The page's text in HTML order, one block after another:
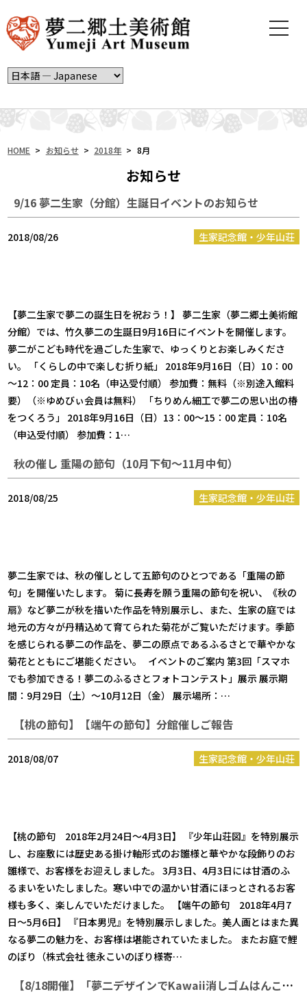
t
n
o
n
HOME > お知らせ > 2018年 > 8月
お知らせ
9/16 夢二生家（分館）生誕日イベントのお知らせ
2018/08/26 生家記念館・少年山荘
【夢二生家で夢二の誕生日を祝おう！】 夢二生家（夢二郷土美術館
分館）では、竹久夢二の生誕日9月16日にイベントを開催します。
夢二がこども時代を過ごした生家で、ゆっくりとお楽しみくださ
い。 「くらしの中で楽しむ折り紙」 2018年9月16日（日）10：00
～12：00 定員：10名（申込受付順） 参加費：無料（※別途入館料
要）（※ゆめびぃ会員は無料） 「ちりめん細工で夢二の思い出の椿
をつくろう」 2018年9月16日（日）13：00～15：00 定員：10名
（申込受付順） 参加費：1…
秋の催し 重陽の節句（10月下旬～11月中旬）
2018/08/25 生家記念館・少年山荘
夢二生家では、秋の催しとして五節句のひとつである「重陽の節
句」を開催いたします。 菊に長寿を願う重陽の節句を祝い、《秋の
扇》など夢二が秋を描いた作品を特別展示し、また、生家の庭では
地元の方々が丹精込めて育てられた菊花がご覧いただけます。季節
を感じられる夢二の作品を、夢二の原点であるふるさとで華やかな
菊花とともにご堪能ください。 イベントのご案内 第3回「スマホ
でも参加できる！夢二のふるさとフォトコンテスト」展示 展示期
間：9月29日（土）～10月12日（金） 展示場所：…
【桃の節句】【端午の節句】分館催しご報告
2018/08/07 生家記念館・少年山荘
【桃の節句 2018年2月24日～4月3日】 『少年山荘図』を特別展示
し、お座敷には歴史ある掛け軸形式のお雛様と華やかな段飾りのお
雛様で、お客様をお迎えしました。 3月3日、4月3日には甘酒のふ
るまいをいたしました。寒い中での温かい甘酒にほっとされるお客
様も多く、楽しんでいただけました。 【端午の節句 2018年4月7
日～5月6日】 『日本男児』を特別展示しました。美人画とはまた異
なる夢二の魅力を、お客様は堪能されていたました。 またお庭で鯉
のぼり（株式会社 徳永こいのぼり様寄…
【8/18開催】「夢二デザインでKawaii消しゴムはんこをつくろう」